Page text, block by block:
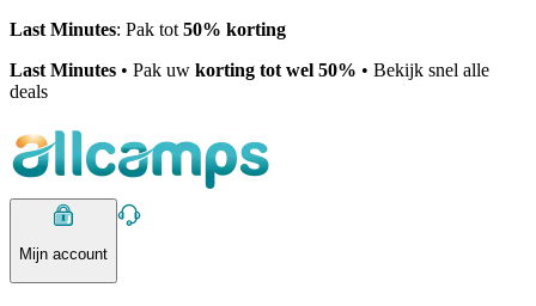
Last Minutes: Pak tot 50% korting
Last Minutes • Pak uw korting tot wel 50% • Bekijk snel alle
deals
Mijn account